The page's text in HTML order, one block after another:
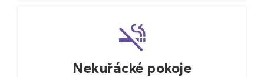
Nekuřácké pokoje